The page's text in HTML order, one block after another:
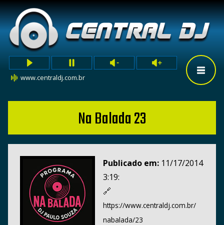
www.centraldj.com.br
Na Balada 23
Publicado em: 11/17/2014
3:19:
🔗
https://www.centraldj.com.br/
nabalada/23